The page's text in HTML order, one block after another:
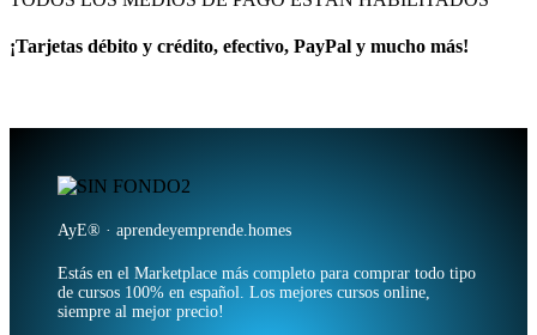
¡Tarjetas débito y crédito, efectivo, PayPal y mucho más!
AyE® · aprendeyemprende.homes
Estás en el Marketplace más completo para comprar todo tipo
de cursos 100% en español. Los mejores cursos online,
siempre al mejor precio!